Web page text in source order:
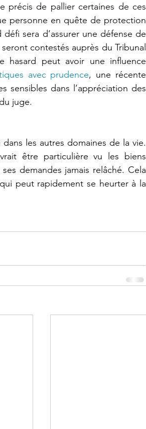
précis de pallier certaines de ces
personne en quête de protection
sera d’assurer une défense de
contestés auprès du Tribunal
hasard peut avoir une influence
avec prudence
sensibles dans l’appréciation des
juge.
les autres domaines de la vie.
être particulière vu les biens
demandes jamais relâché. Cela
peut rapidement se heurter à la